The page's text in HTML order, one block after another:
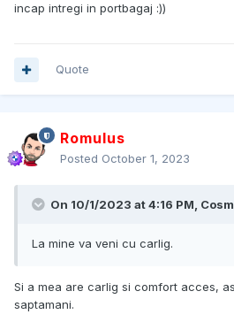
incap intregi in portbagaj :))
Quote
Romulus
Posted October 1, 2023
On 10/1/2023 at 4:16 PM,
La mine va veni cu carlig.
Si a mea are carlig si comfort acces,
saptamani.